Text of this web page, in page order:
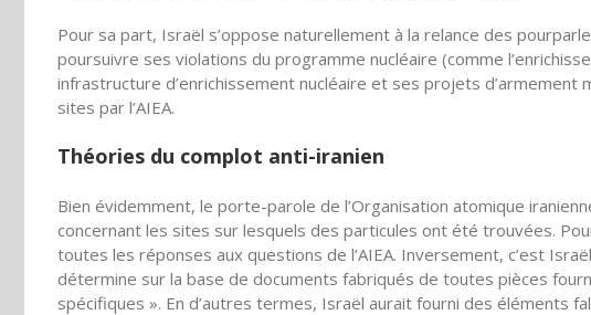
Pour sa part, Israël s’oppose naturellement à la relance des
poursuivre ses violations du programme nucléaire (comme
infrastructure d’enrichissement nucléaire et ses projets d’armement
sites par l’AIEA.
Théories du complot anti-iranien
Bien évidemment, le porte-parole de l’Organisation atomique
concernant les sites sur lesquels des particules ont été trouvées.
toutes les réponses aux questions de l’AIEA. Inversement, c’est
détermine sur la base de documents fabriqués de toutes pièces
spécifiques ». En d’autres termes, Israël aurait fourni des éléments